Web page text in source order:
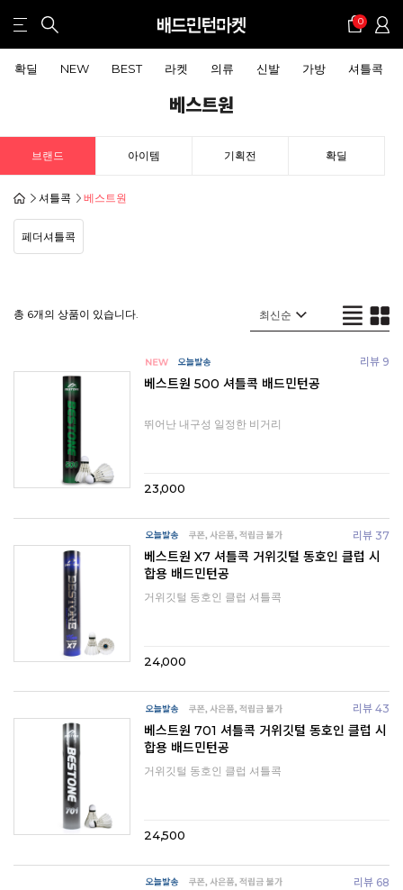
0
확딜 NEW BEST 라켓 의류 신발 가방 셔틀콕
베스트원
브랜드 아이템 기획전 확딜
셔틀콕 베스트원
페더셔틀콕
총 6개의 상품이 있습니다.
리뷰 9
베스트원 500 셔틀콕 배드민턴공
뛰어난 내구성 일정한 비거리
23,000
리뷰 37
베스트원 X7 셔틀콕 거위깃털 동호인 클럽 시
합용 배드민턴공
거위깃털 동호인 클럽 셔틀콕
24,000
리뷰 43
베스트원 701 셔틀콕 거위깃털 동호인 클럽 시
합용 배드민턴공
거위깃털 동호인 클럽 셔틀콕
24,500
리뷰 68